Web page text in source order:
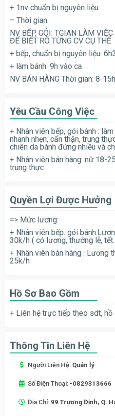
+ 1nv chuẩn bị nguyên liệu
– Thời gian:
NV BẾP, GÓI: TGIAN LÀM
ĐỂ BIẾT RÕ TỪNG CV CỤ THỂ
+ bếp, chuẩn bị nguyên liệu:
+ làm bánh: 9h vào ca
NV BÁN HÀNG Thời gian: 8-
Yêu Cầu Công Việc
+ Nhân viên bếp, gói bánh :
nhanh nhẹn, cẩn thận, trung
chiên da bánh đứng nhiều và
+ Nhân viên bán hàng: nữ 18-
trung thực
Quyền Lợi Được Hưởng
=> Mức lương:
+ Nhân viên bếp. gói
30k/h ( có lương, thưởng lễ,
+ Nhân viên bán hàng : Lương
25k/h
Hồ Sơ Bao Gồm
+ Liên hệ trực tiếp theo sdt,
Thông Tin Liên Hệ
Người Liên Hệ: Quản lý
Số Điện Thoại: -0829313666
Địa Chỉ: 99 Trương Định, Q.